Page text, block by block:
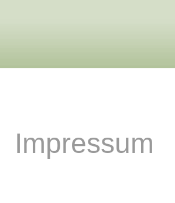
Impressum